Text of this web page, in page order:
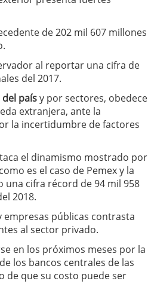
de 202 mil 607 millones
al reportar una cifra de
del 2017.
paísy por sectores, obedece
extranjera, ante la
la incertidumbre de factores
el dinamismo mostrado por
es el caso de Pemex y la
una cifra récord de 94 mil 958
2018.
públicas contrasta
al sector privado.
en los próximos meses por la
los bancos centrales de las
de que su costo puede ser